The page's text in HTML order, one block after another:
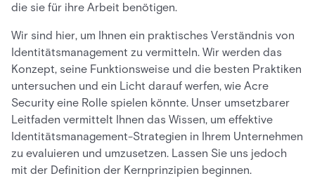
die sie für ihre Arbeit benötigen.
Wir sind hier, um Ihnen ein praktisches Verständnis von
Identitätsmanagement zu vermitteln. Wir werden das
Konzept, seine Funktionsweise und die besten Praktiken
untersuchen und ein Licht darauf werfen, wie Acre
Security eine Rolle spielen könnte. Unser umsetzbarer
Leitfaden vermittelt Ihnen das Wissen, um effektive
Identitätsmanagement-Strategien in Ihrem Unternehmen
zu evaluieren und umzusetzen. Lassen Sie uns jedoch
mit der Definition der Kernprinzipien beginnen.